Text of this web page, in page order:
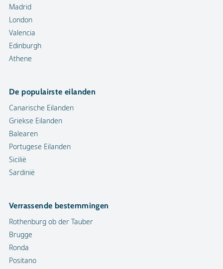
Madrid
London
Valencia
Edinburgh
Athene
De populairste eilanden
Canarische Eilanden
Griekse Eilanden
Balearen
Portugese Eilanden
Sicilië
Sardinië
Verrassende bestemmingen
Rothenburg ob der Tauber
Brugge
Ronda
Positano